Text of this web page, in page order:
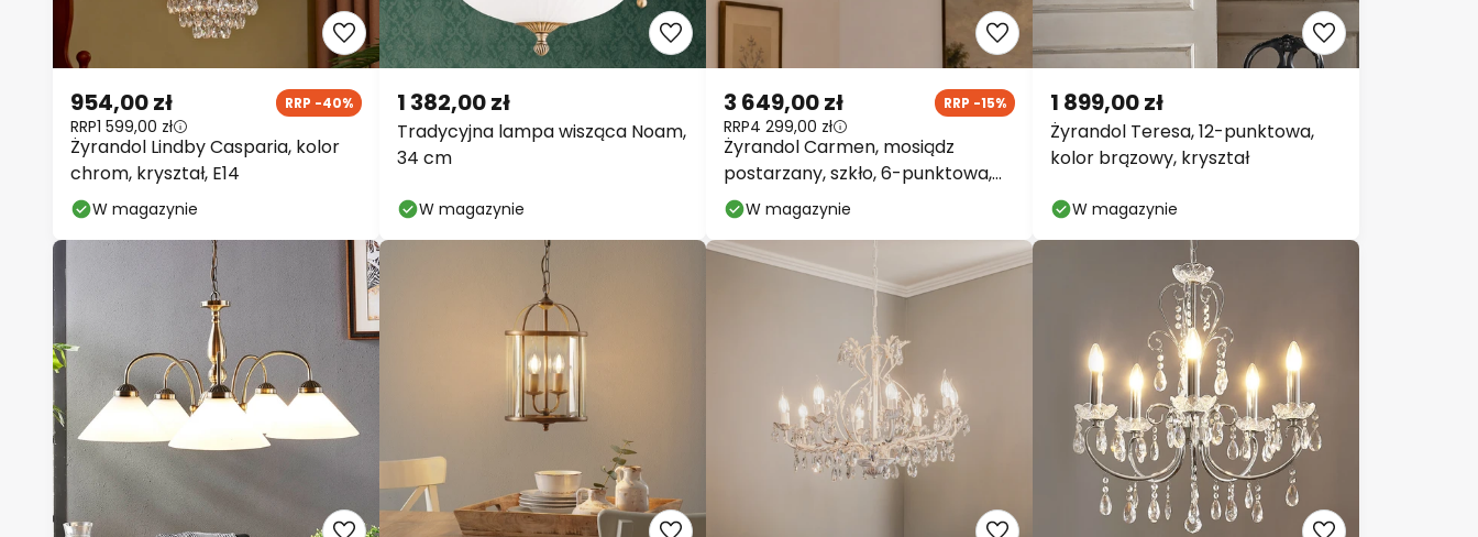
Żyrandol Lindby Casparia, kolor
chrom, kryształ, E14
954,00 zł RRP -40%
RRP1 599,00 zł
W magazynie
Tradycyjna lampa wisząca Noam,
34 cm
1 382,00 zł
W magazynie
Żyrandol Carmen, mosiądz
postarzany, szkło, 6-punktowa,
E27
3 649,00 zł RRP -15%
RRP4 299,00 zł
W magazynie
Żyrandol Teresa, 12-punktowa,
kolor brązowy, kryształ
1 899,00 zł
W magazynie